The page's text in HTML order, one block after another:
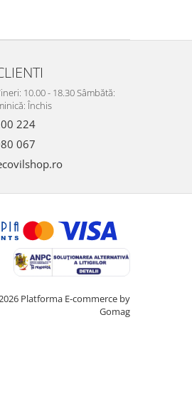
10.00 - 18.30 Sâmbătă:
Închis
224
067
Platforma E-commerce by
Gomag